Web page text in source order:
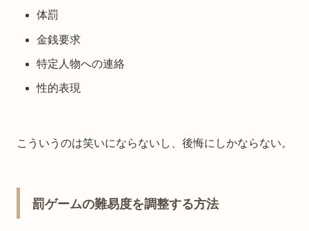
体罰
金銭要求
特定人物への連絡
性的表現
こういうのは笑いにならないし、後悔にしかならない。
罰ゲームの難易度を調整する方法